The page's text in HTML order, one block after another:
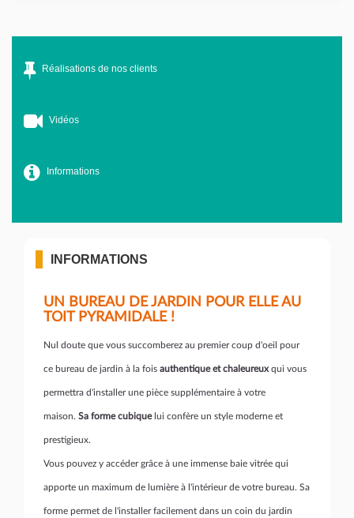
Réalisations de nos clients
Vidéos
Informations
INFORMATIONS
UN BUREAU DE JARDIN POUR ELLE AU
TOIT PYRAMIDALE !
Nul doute que vous succomberez au premier coup d'oeil pour
ce bureau de jardin à la fois authentique et chaleureuxqui vous
permettra d'installer une pièce supplémentaire à votre
maison. Sa forme cubiquelui confère un style moderne et
prestigieux.
Vous pouvez y accéder grâce à une immense baie vitrée qui
apporte un maximum de lumière à l'intérieur de votre bureau. Sa
forme permet de l'installer facilement dans un coin du jardin